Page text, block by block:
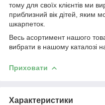
тому для своїх клієнтів ми
приблизний вік дітей, яким
шкарпеток.
Весь асортимент нашого
вибрати в нашому каталозі
Приховати
Характеристики